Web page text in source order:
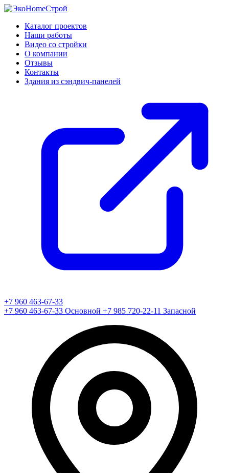
Каталог проектов
Наши работы
Видео со стройки
О компании
Отзывы
Контакты
Здания из сэндвич-панелей
+7 960 463-67-33
+7 960 463-67-33 Основной +7 985 720-22-11 Запасной